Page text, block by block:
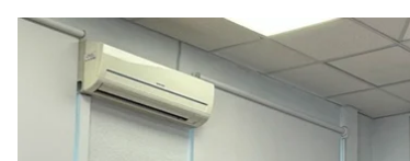
Молодь віком від 18 до 28 років
задля фінансової вигоди.
Про це йшлося під час презентації